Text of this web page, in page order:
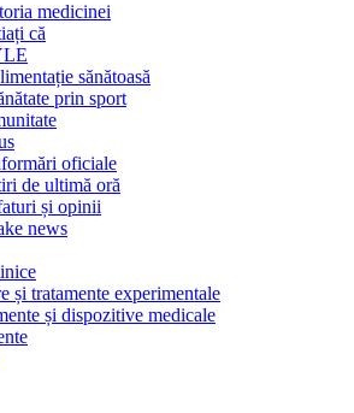
medicinei
că
sănătoasă
prin sport
oficiale
de ultimă oră
și opinii
news
și tratamente experimentale
și dispozitive medicale